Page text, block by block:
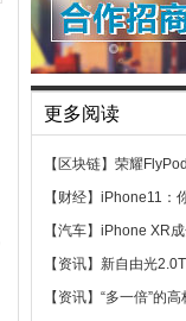
更多阅读
【区块链】 荣耀
【财经】 iPhone11：
【汽车】 iPhone XR成
【资讯】 新自由光
【资讯】 “多一倍”的